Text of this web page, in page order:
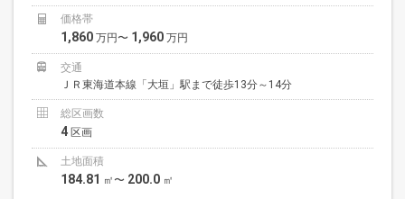
価格帯
1,860 万円〜 1,960 万円
交通
ＪＲ東海道本線「大垣」駅まで徒歩13分～14分
総区画数
4 区画
土地面積
184.81 ㎡〜 200.0 ㎡